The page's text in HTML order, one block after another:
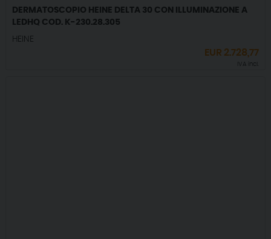
DERMATOSCOPIO HEINE DELTA 30 CON ILLUMINAZIONE A
LEDHQ COD. K-230.28.305
HEINE
EUR 2.728,77
IVA incl.